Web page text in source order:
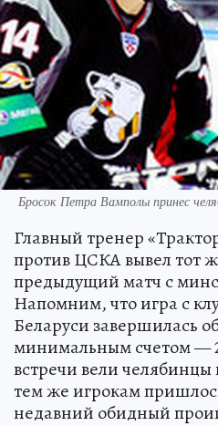
Бросок Петра Вамполы принес
Главный тренер
против ЦСКА вывел тот
предыдущий матч с
Напомним, что игра с
Беларуси завершилась
минимальным счетом —
встречи вели челябинцы
тем же игрокам
недавний обидный